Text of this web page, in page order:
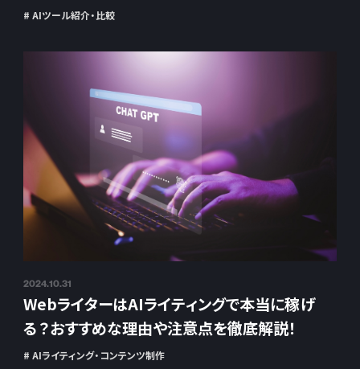
# AIツール紹介・比較
2024.10.31
WebライターはAIライティングで本当に稼げ
る？おすすめな理由や注意点を徹底解説！
# AIライティング・コンテンツ制作